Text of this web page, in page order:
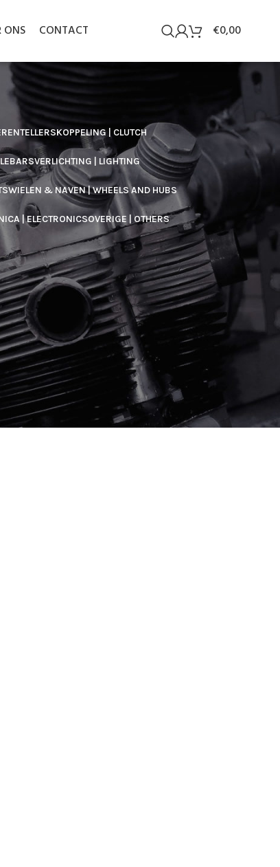
ONS CONTACT €0,00
KOPPELING | CLUTCH
VERLICHTING | LIGHTING
WIELEN & NAVEN | WHEELS AND HUBS
| ELECTRONICSOVERIGE | OTHERS
90